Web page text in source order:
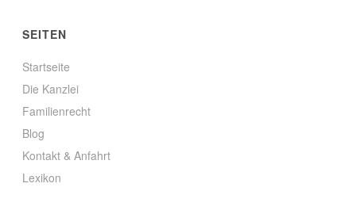
SEITEN
Startseite
Die Kanzlei
Familienrecht
Blog
Kontakt & Anfahrt
Lexikon